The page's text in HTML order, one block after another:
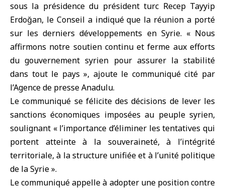
sous la présidence du président turc Recep Tayyip
Erdoğan, le Conseil a indiqué que la réunion a porté
sur les derniers développements en Syrie. « Nous
affirmons notre soutien continu et ferme aux efforts
du gouvernement syrien pour assurer la stabilité
dans tout le pays », ajoute le communiqué cité par
l’Agence de presse Anadulu.
Le communiqué se félicite des décisions de lever les
sanctions économiques imposées au peuple syrien,
soulignant « l’importance d’éliminer les tentatives qui
portent atteinte à la souveraineté, à l’intégrité
territoriale, à la structure unifiée et à l’unité politique
de la Syrie ».
Le communiqué appelle à adopter une position contre